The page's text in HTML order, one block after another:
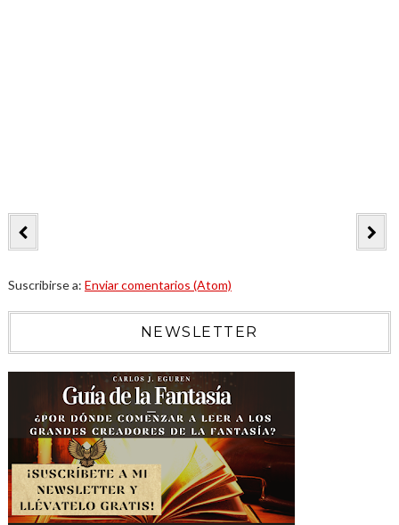
Suscribirse a: Enviar comentarios (Atom)
NEWSLETTER